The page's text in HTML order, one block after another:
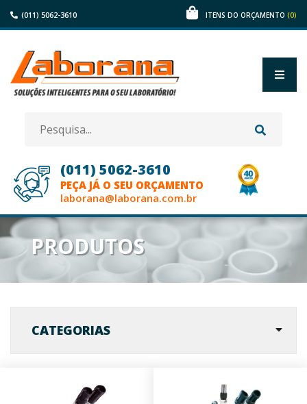
(011) 5062-3610 ITENS DO ORÇAMENTO (0)
(011) 5062-3610
PEÇA JÁ O SEU ORÇAMENTO
laborana@laborana.com.br
HOME
EMPRESA
NOSSOS CLIENTES
PRODUTOS
CATEGORIAS